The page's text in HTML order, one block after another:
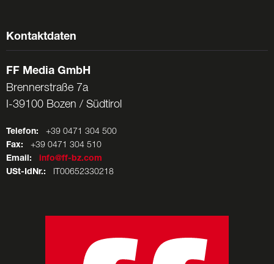
Kontaktdaten
FF Media GmbH
Brennerstraße 7a
I-39100 Bozen / Südtirol
Telefon: +39 0471 304 500
Fax: +39 0471 304 510
Email:
info@ff-bz.com
USt-IdNr.: IT00652330218